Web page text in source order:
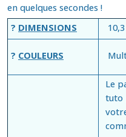
en quelques secondes !
? DIMENSIONS
? COULEURS
Le
tuto